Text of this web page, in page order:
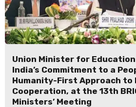
Union Minister for
India’s Commitment to a
Humanity-First Approach to
Cooperation, at the 13th
Ministers’ Meeting